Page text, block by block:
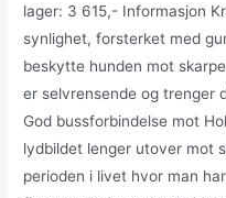
lager: 3 615,- Informasjon
synlighet, forsterket med
beskytte hunden mot
er selvrensende og trenger
God bussforbindelse mot
lydbildet lenger utover mot
perioden i livet hvor man